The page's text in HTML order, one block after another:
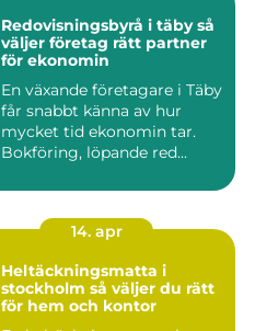
Redovisningsbyrå i täby så
väljer företag rätt partner
för ekonomin
En växande företagare i Täby
får snabbt känna av hur
mycket tid ekonomin tar.
Bokföring, löpande red...
14. apr
Heltäckningsmatta i
stockholm så väljer du rätt
för hem och kontor